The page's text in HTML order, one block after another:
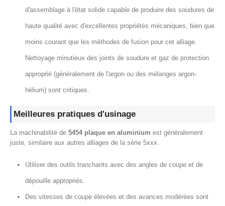
d'assemblage à l'état solide capable de produire des soudures de
haute qualité avec d'excellentes propriétés mécaniques, bien que
moins courant que les méthodes de fusion pour cet alliage.
Nettoyage minutieux des joints de soudure et gaz de protection
approprié (généralement de l'argon ou des mélanges argon-
hélium) sont critiques.
Meilleures pratiques d'usinage
La machinabilité de 5454 plaque en aluminium est généralement
juste, similaire aux autres alliages de la série 5xxx.
Utiliser des outils tranchants avec des angles de coupe et de
dépouille appropriés.
Des vitesses de coupe élevées et des avances modérées sont